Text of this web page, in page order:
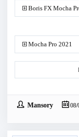
Boris FX Mocha
Mocha Pro 2021
Mansory 08/